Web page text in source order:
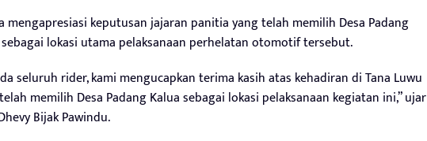
mengapresiasi keputusan jajaran panitia yang telah memilih Desa Padang
lokasi utama pelaksanaan perhelatan otomotif tersebut.
seluruh rider, kami mengucapkan terima kasih atas kehadiran di Tana Luwu
memilih Desa Padang Kalua sebagai lokasi pelaksanaan kegiatan ini,” ujar
Bijak Pawindu.